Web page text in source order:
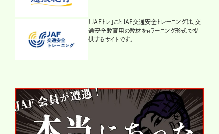
「JAFトレ」ことJAF交通安全トレーニングは、交
通安全教育用の教材をeラーニング形式で提
供するサイトです。